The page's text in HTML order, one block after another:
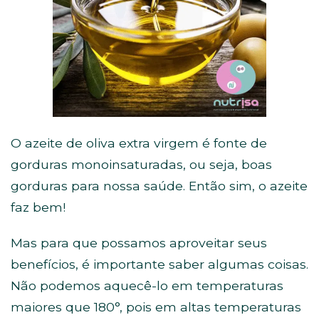
O azeite de oliva extra virgem é fonte de
gorduras monoinsaturadas, ou seja, boas
gorduras para nossa saúde. Então sim, o azeite
faz bem!
Mas para que possamos aproveitar seus
benefícios, é importante saber algumas coisas.
Não podemos aquecê-lo em temperaturas
maiores que 180°, pois em altas temperaturas